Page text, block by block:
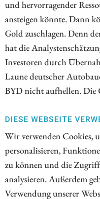
DIESE WEBSEITE
Wir verwenden Cookies,
personalisieren,
zu können und die
analysieren. Außerdem
Verwendung unserer
und hervorragender
ansteigen könnte. Dann
Gold zuschlagen. Denn
hat die
Investoren durch
Laune deutscher
BYD nicht aufhellen. Die
Künstlicher Intelligenz an.
ZUM KOMMENTAR